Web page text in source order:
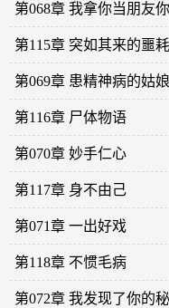
第068章 我拿你当朋友
第115章 突如其来的噩耗
第069章 患精神病的姑娘
第116章 尸体物语
第070章 妙手仁心
第117章 身不由己
第071章 一出好戏
第118章 不惯毛病
第072章 我发现了你的